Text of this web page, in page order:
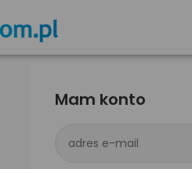
Mam konto
adres e-mail